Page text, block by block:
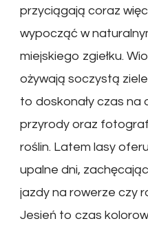
przyciągają coraz
wypocząć w
miejskiego zgiełku.
ożywają soczystą
to doskonały czas na
przyrody oraz
roślin. Latem lasy
upalne dni,
jazdy na rowerze czy
Jesień to czas